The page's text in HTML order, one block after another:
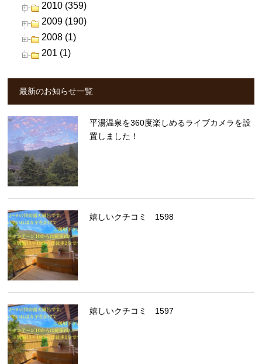
2010 (359)
2009 (190)
2008 (1)
201 (1)
最新のお知らせ一覧
平湯温泉を360度楽しめるライブカメラを設
置しました！
嬉しいクチコミ 1598
嬉しいクチコミ 1597